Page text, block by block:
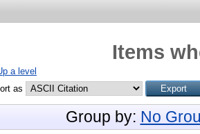
Items
a level
as
Group by: No